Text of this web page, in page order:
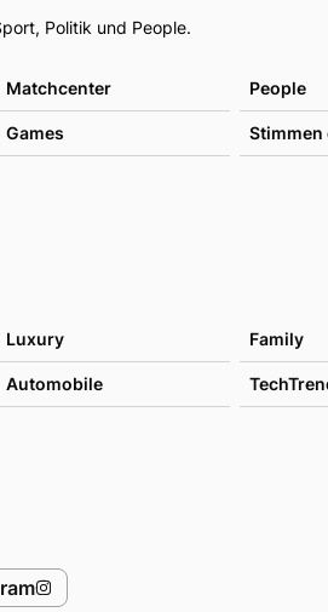
Politik und People.
Matchcenter People
Games Stimmen
Luxury Family
Automobile